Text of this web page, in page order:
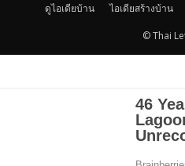
ดูไอเดียบ้าน ไอเดียสร้างบ้าน
© Thai